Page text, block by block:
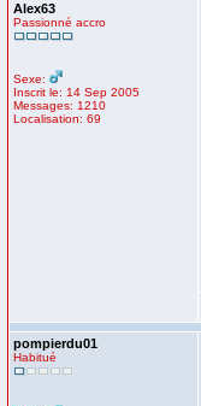
Alex63
Passionné accro
Sexe:
Inscrit le: 14 Sep 2005
Messages: 1210
Localisation: 69
pompierdu01
Habitué